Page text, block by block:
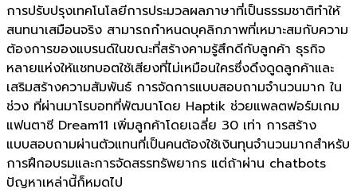
การปรับปรุงเทคโนโลยีการประมวลผลภาษาที่เป็นธรรมชาติทำให้
สนทนาเสมือนจริง สามารถกำหนดบุคลิกภาพที่เหมาะสมกับความ
ต้องการของแบรนด์ในขณะที่สร้างคามรู้สึกดีกับลูกค้า ธุรกิจ
หลายแห่งให้แชทบอตใช้เสียงที่ไม่เหมือนใครซึ่งดึงดูดลูกค้าและ
เสริมสร้างความสัมพันธ์ การจัดการแบบสอบถามจำนวนมาก ใน
ช่วง ที่ผ่านมาโรบอทที่พัฒนาโดย Haptik ช่วยแพลตฟอร์มเกม
แฟนตาซี Dream11 เพิ่มลูกค้าโดยเฉลี่ย 30 เท่า การสร้าง
แบบสอบถามผ่านตัวแทนที่เป็นคนต้องใช้เงินทุนจำนวนมากสำหรับ
การฝึกอบรมและการจัดสรรทรัพยากร แต่ถ้าผ่าน chatbots
ปัญหาเหล่านี้ก็หมดไป